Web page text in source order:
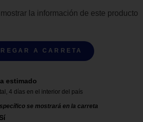
la información de este producto
A CARRETA
estimado
, 4 días en el interior del país
se mostrará en la carreta